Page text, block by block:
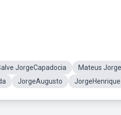
JorgeCapadocia
Mateus
JorgeAugusto JorgeHenrique